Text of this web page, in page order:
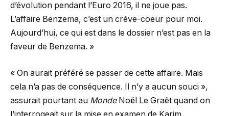
d’évolution pendant l’Euro 2016, il ne joue pas.
L’affaire Benzema, c’est un crève-coeur pour moi.
Aujourd’hui, ce qui est dans le dossier n’est pas en la
faveur de Benzema. »
« On aurait préféré se passer de cette affaire. Mais
cela n’a pas de conséquence. Il n’y a aucun souci »,
assurait pourtant au Monde Noël Le Graët quand on